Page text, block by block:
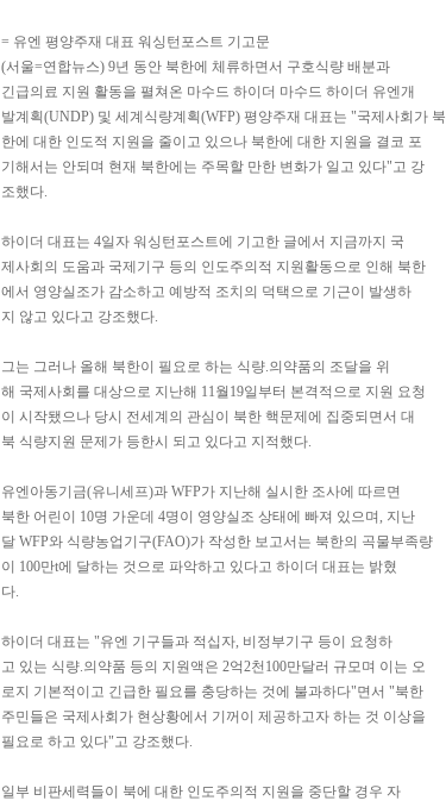
= 유엔 평양주재 대표 워싱턴포스트 기고문
(서울=연합뉴스) 9년 동안 북한에 체류하면서 구호식량 배분과
긴급의료 지원 활동을 펼쳐온 마수드 하이더 마수드 하이더 유엔개
발계획(UNDP) 및 세계식량계획(WFP) 평양주재 대표는 "국제사회가 북
한에 대한 인도적 지원을 줄이고 있으나 북한에 대한 지원을 결코 포
기해서는 안되며 현재 북한에는 주목할 만한 변화가 일고 있다"고 강
조했다.
하이더 대표는 4일자 워싱턴포스트에 기고한 글에서 지금까지 국
제사회의 도움과 국제기구 등의 인도주의적 지원활동으로 인해 북한
에서 영양실조가 감소하고 예방적 조치의 덕택으로 기근이 발생하
지 않고 있다고 강조했다.
그는 그러나 올해 북한이 필요로 하는 식량.의약품의 조달을 위
해 국제사회를 대상으로 지난해 11월19일부터 본격적으로 지원 요청
이 시작됐으나 당시 전세계의 관심이 북한 핵문제에 집중되면서 대
북 식량지원 문제가 등한시 되고 있다고 지적했다.
유엔아동기금(유니세프)과 WFP가 지난해 실시한 조사에 따르면
북한 어린이 10명 가운데 4명이 영양실조 상태에 빠져 있으며, 지난
달 WFP와 식량농업기구(FAO)가 작성한 보고서는 북한의 곡물부족량
이 100만t에 달하는 것으로 파악하고 있다고 하이더 대표는 밝혔
다.
하이더 대표는 "유엔 기구들과 적십자, 비정부기구 등이 요청하
고 있는 식량.의약품 등의 지원액은 2억2천100만달러 규모며 이는 오
로지 기본적이고 긴급한 필요를 충당하는 것에 불과하다"면서 "북한
주민들은 국제사회가 현상황에서 기꺼이 제공하고자 하는 것 이상을
필요로 하고 있다"고 강조했다.
일부 비판세력들이 북에 대한 인도주의적 지원을 중단할 경우 자